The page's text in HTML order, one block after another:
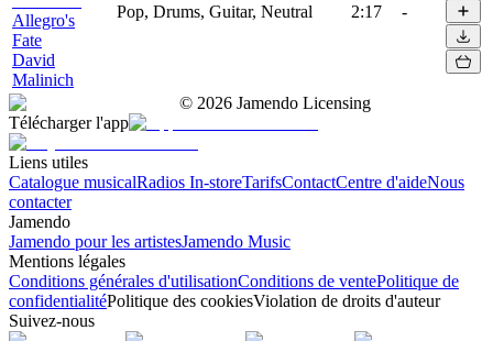
Allegro's
Fate
David
Malinich
Pop, Drums, Guitar, Neutral 2:17 -
© 2026 Jamendo Licensing
Télécharger l'app
Liens utiles
Catalogue musicalRadios In-storeTarifsContactCentre d'aideNous
contacter
Jamendo
Jamendo pour les artistesJamendo Music
Mentions légales
Conditions générales d'utilisationConditions de ventePolitique de
confidentialitéPolitique des cookiesViolation de droits d'auteur
Suivez-nous